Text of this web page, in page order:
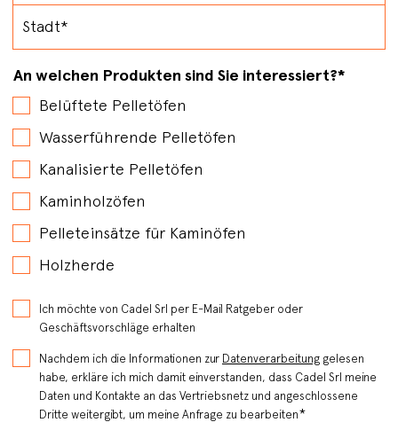
An welchen Produkten sind Sie interessiert?*
Belüftete Pelletöfen
Wasserführende Pelletöfen
Kanalisierte Pelletöfen
Kaminholzöfen
Pelleteinsätze für Kaminöfen
Holzherde
Ich möchte von Cadel Srl per E-Mail Ratgeber oder
Geschäftsvorschläge erhalten
Nachdem ich die Informationen zur Datenverarbeitung gelesen
habe, erkläre ich mich damit einverstanden, dass Cadel Srl meine
Daten und Kontakte an das Vertriebsnetz und angeschlossene
Dritte weitergibt, um meine Anfrage zu bearbeiten*